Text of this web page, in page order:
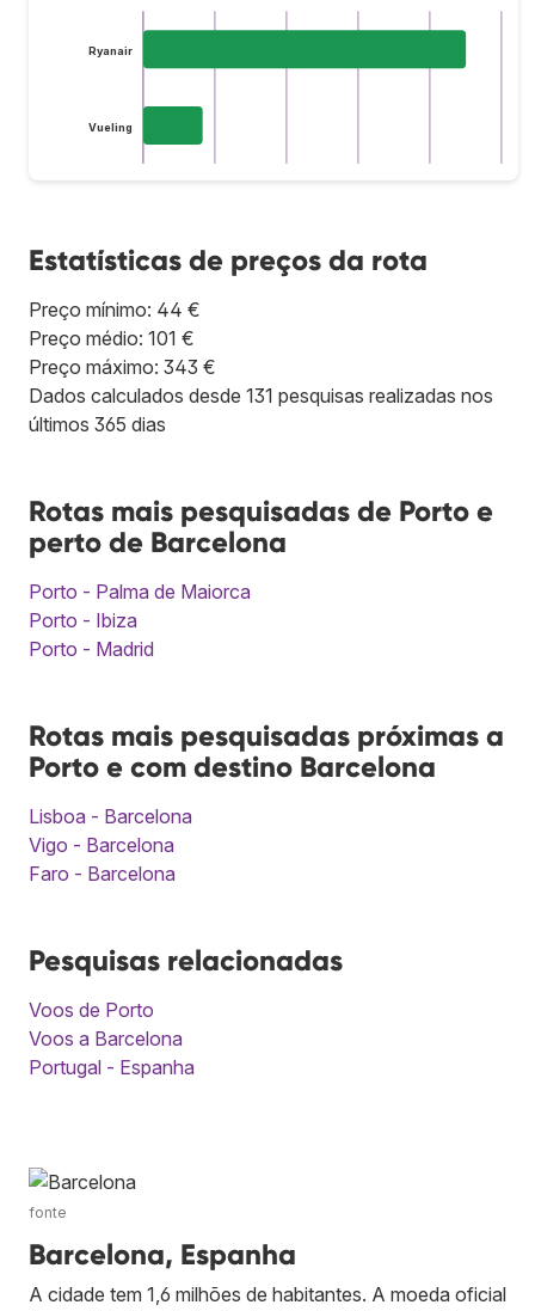
Ryanair
Vueling
Estatísticas de preços da rota
Preço mínimo: 44 €
Preço médio: 101 €
Preço máximo: 343 €
Dados calculados desde 131 pesquisas realizadas nos
últimos 365 dias
Rotas mais pesquisadas de Porto e
perto de Barcelona
Porto - Palma de Maiorca
Porto - Ibiza
Porto - Madrid
Rotas mais pesquisadas próximas a
Porto e com destino Barcelona
Lisboa - Barcelona
Vigo - Barcelona
Faro - Barcelona
Pesquisas relacionadas
Voos de Porto
Voos a Barcelona
Portugal - Espanha
fonte
Barcelona, Espanha
A cidade tem 1,6 milhões de habitantes. A moeda oficial